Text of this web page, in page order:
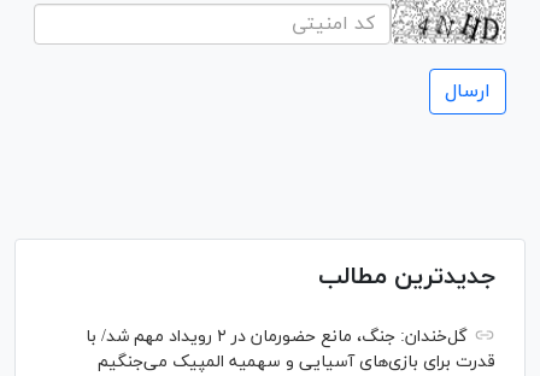
جدیدترین مطالب
گل‌خندان: جنگ، مانع حضورمان در ۲ رویداد مهم شد/ با
قدرت برای بازی‌های آسیایی و سهمیه المپیک می‌جنگیم